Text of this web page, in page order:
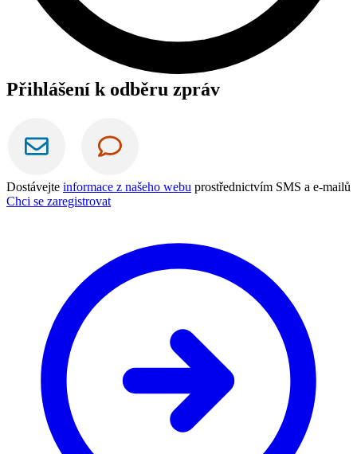
Přihlášení k odběru zpráv
Dostávejte informace z našeho webu prostřednictvím SMS a e-mailů
Chci se zaregistrovat